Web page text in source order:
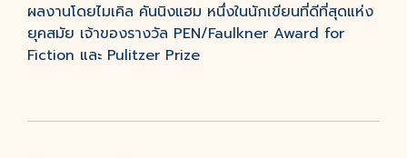
ผลงานโดยไมเคิล คันนิงแฮม หนึ่งในนักเขียนที่ดีที่สุดแห่ง
ยุคสมัย เจ้าของรางวัล PEN/Faulkner Award for
Fiction และ Pulitzer Prize